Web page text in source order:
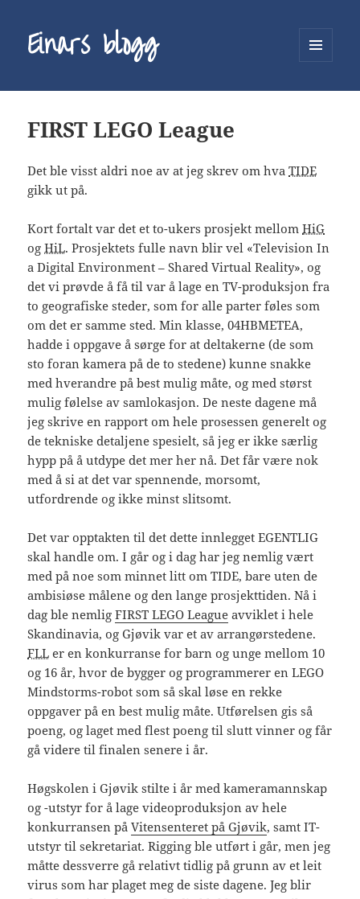
Einars blogg
WIDGETER
FIRST LEGO League
Det ble visst aldri noe av at jeg skrev om hvaTIDE
gikk ut på.
Kort fortalt var det et to-ukers prosjekt mellomHiG
ogHiL. Prosjektets fulle navn blir vel «Television In
a Digital Environment – Shared Virtual Reality», og
det vi prøvde å få til var å lage en TV-produksjon fra
to geografiske steder, som for alle parter føles som
om det er samme sted. Min klasse, 04HBMETEA,
hadde i oppgave å sørge for at deltakerne (de som
sto foran kamera på de to stedene) kunne snakke
med hverandre på best mulig måte, og med størst
mulig følelse av samlokasjon. De neste dagene må
jeg skrive en rapport om hele prosessen generelt og
de tekniske detaljene spesielt, så jeg er ikke særlig
hypp på å utdype det mer her nå. Det får være nok
med å si at det var spennende, morsomt,
utfordrende og ikke minst slitsomt.
Det var opptakten til det dette innlegget EGENTLIG
skal handle om. I går og i dag har jeg nemlig vært
med på noe som minnet litt om TIDE, bare uten de
ambisiøse målene og den lange prosjekttiden. Nå i
dag ble nemligFIRST LEGO League avviklet i hele
Skandinavia, og Gjøvik var et av arrangørstedene.
FLL er en konkurranse for barn og unge mellom 10
og 16 år, hvor de bygger og programmerer en LEGO
Mindstorms-robot som så skal løse en rekke
oppgaver på en best mulig måte. Utførelsen gis så
poeng, og laget med flest poeng til slutt vinner og får
gå videre til finalen senere i år.
Høgskolen i Gjøvik stilte i år med kameramannskap
og -utstyr for å lage videoproduksjon av hele
konkurransen påVitensenteret på Gjøvik, samt IT-
utstyr til sekretariat. Rigging ble utført i går, men jeg
måtte dessverre gå relativt tidlig på grunn av et leit
virus som har plaget meg de siste dagene. Jeg blir